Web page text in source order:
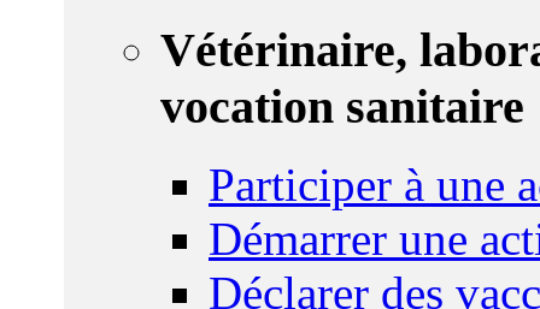
Vétérinaire,
vocation sanitaire
Participer à une
Démarrer une
Déclarer des